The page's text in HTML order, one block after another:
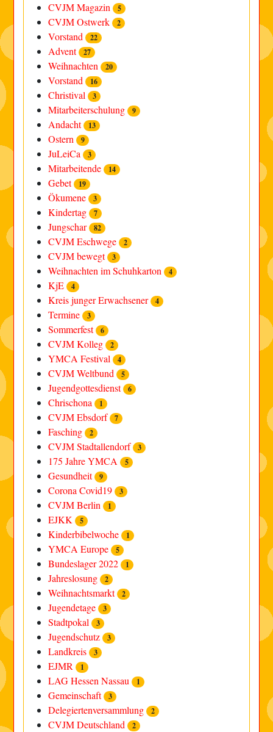
CVJM Magazin 5
CVJM Ostwerk 2
Vorstand 22
Advent 27
Weihnachten 20
Vorstand 16
Christival 3
Mitarbeiterschulung 9
Andacht 13
Ostern 9
JuLeiCa 3
Mitarbeitende 14
Gebet 19
Ökumene 3
Kindertag 7
Jungschar 82
CVJM Eschwege 2
CVJM bewegt 3
Weihnachten im Schuhkarton 4
KjE 4
Kreis junger Erwachsener 4
Termine 3
Sommerfest 6
CVJM Kolleg 2
YMCA Festival 4
CVJM Weltbund 5
Jugendgottesdienst 6
Chrischona 1
CVJM Ebsdorf 7
Fasching 2
CVJM Stadtallendorf 3
175 Jahre YMCA 5
Gesundheit 9
Corona Covid19 3
CVJM Berlin 1
EJKK 5
Kinderbibelwoche 1
YMCA Europe 5
Bundeslager 2022 1
Jahreslosung 2
Weihnachtsmarkt 2
Jugendetage 3
Stadtpokal 3
Jugendschutz 3
Landkreis 3
EJMR 1
LAG Hessen Nassau 1
Gemeinschaft 3
Delegiertenversammlung 2
CVJM Deutschland 2